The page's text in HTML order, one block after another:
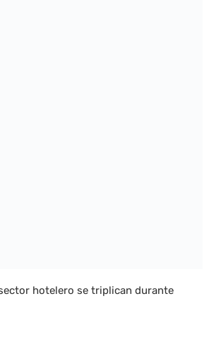
hotelero se triplican durante